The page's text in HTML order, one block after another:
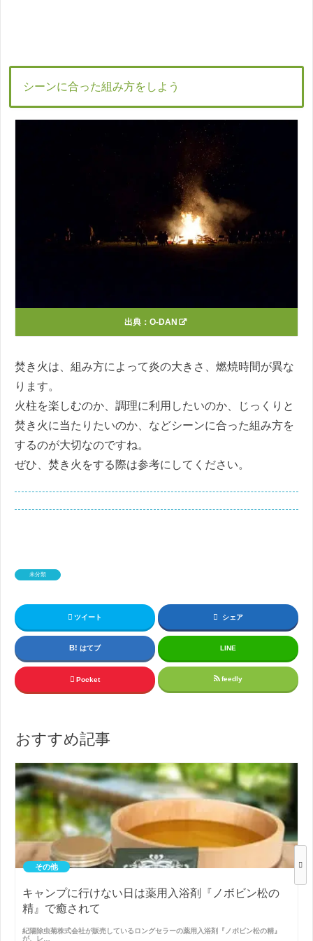
シーンに合った組み方をしよう
出典： O-DAN
焚き火は、組み方によって炎の大きさ、燃焼時間が異な
ります。
火柱を楽しむのか、調理に利用したいのか、じっくりと
焚き火に当たりたいのか、などシーンに合った組み方を
するのが大切なのですね。
ぜひ、焚き火をする際は参考にしてください。
未分類
ツイート シェア
はてブ LINE
Pocket feedly
おすすめ記事
その他
キャンプに行けない日は薬用入浴剤『ノボビン松の
精』で癒されて
紀陽除虫菊株式会社が販売しているロングセラーの薬用入浴剤『ノボビン松の精』
が、レ…